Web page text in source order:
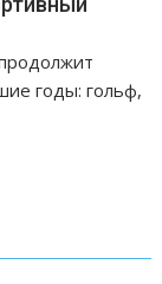
годы: гольф,